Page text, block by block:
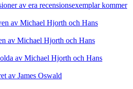
av era recensionsexemplar kommer
av Michael Hjorth och Hans
av Michael Hjorth och Hans
av Michael Hjorth och Hans
av James Oswald